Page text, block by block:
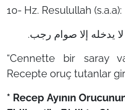
10- Hz. Resulullah (s.a.a):
يدخله إلا صوام رجب.
“Cennette bir saray
Recepte oruç tutanlar
* Recep Ayının